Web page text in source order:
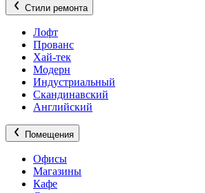
Стили ремонта
Лофт
Прованс
Хай-тек
Модерн
Индустриальный
Скандинавский
Английский
Помещения
Офисы
Магазины
Кафе